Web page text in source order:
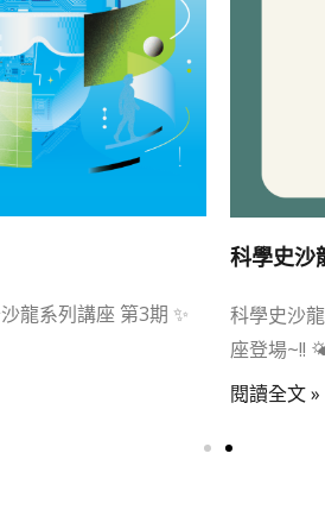
龍系列講座 第3期 ✨
科學史沙
科學史沙
座登場~!!
閱讀全文 »